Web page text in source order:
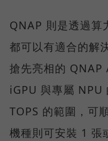
QNAP 則是透過算
都可以有適合的解
搶先亮相的 QNAP
iGPU 與專屬 NPU
TOPS 的範圍，可
機種則可安裝 1 張